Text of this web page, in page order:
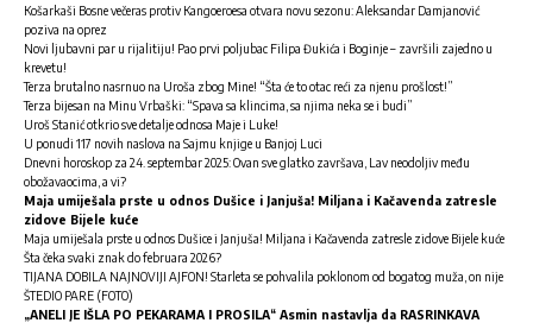
Košarkaši Bosne večeras protiv Kangoeroesa otvara novu sezonu: Aleksandar Damjanović
poziva na oprez
Novi ljubavni par u rijalitiju! Pao prvi poljubac Filipa Đukića i Boginje – završili zajedno u
krevetu!
Terza brutalno nasrnuo na Uroša zbog Mine! “Šta će to otac reći za njenu prošlost!”
Terza bijesan na Minu Vrbaški: “Spava sa klincima, sa njima neka se i budi”
Uroš Stanić otkrio sve detalje odnosa Maje i Luke!
U ponudi 117 novih naslova na Sajmu knjige u Banjoj Luci
Dnevni horoskop za 24. septembar 2025: Ovan sve glatko završava, Lav neodoljiv među
obožavaocima, a vi?
Maja umiješala prste u odnos Dušice i Janjuša! Miljana i Kačavenda zatresle
zidove Bijele kuće
Maja umiješala prste u odnos Dušice i Janjuša! Miljana i Kačavenda zatresle zidove Bijele kuće
Šta čeka svaki znak do februara 2026?
TIJANA DOBILA NAJNOVIJI AJFON! Starleta se pohvalila poklonom od bogatog muža, on nije
ŠTEDIO PARE (FOTO)
„ANELI JE IŠLA PO PEKARAMA I PROSILA“ Asmin nastavlja da RASRINKAVA